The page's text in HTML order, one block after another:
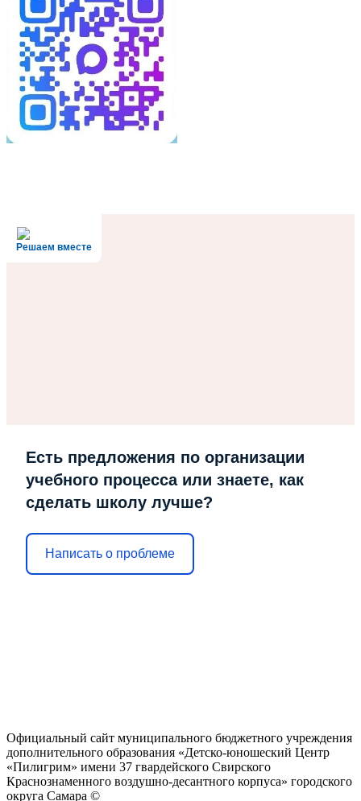
Решаем вместе
Есть предложения по организации
учебного процесса или знаете, как
сделать школу лучше?
Написать о проблеме
Официальный сайт муниципального бюджетного учреждения
дополнительного образования «Детско-юношеский Центр
«Пилигрим» имени 37 гвардейского Свирского
Краснознаменного воздушно-десантного корпуса» городского
округа Самара ©